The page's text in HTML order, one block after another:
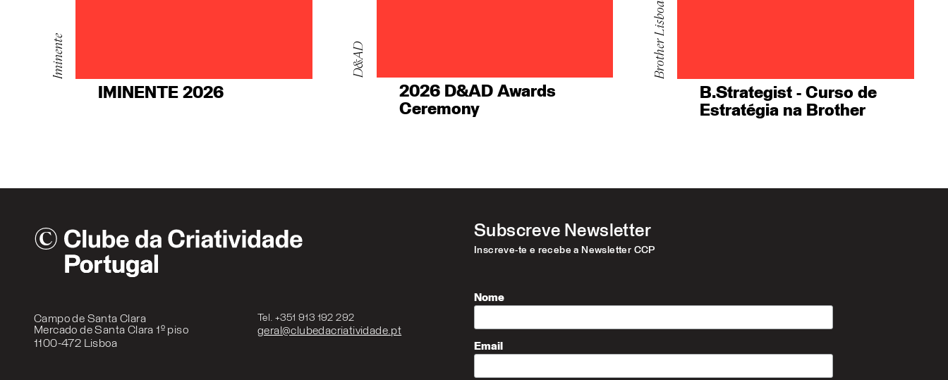
Iminente
IMINENTE 2026
D&AD
2026 D&AD Awards
Ceremony
Brother Lisboa
B.Strategist - Curso de
Estratégia na Brother
Campo de Santa Clara
Mercado de Santa Clara 1º piso
1100-472 Lisboa
Tel. +351 913 192 292
geral@clubedacriatividade.pt
Subscreve Newsletter
Inscreve-te e recebe a Newsletter CCP
Nome
Email